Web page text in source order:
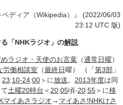
ディア（Wikipedia）』 (2022/06/03
23:12 UTC 版)
「NHKラジオ」の解説
ラジオ・天使のお言葉 （通常 日曜）
労働相談室 （最終日曜） （「第3部 」
23:10-24:00＞に放送。 2013年度は同
土曜20時台 ＜ 20:05頃-20:55＞に移
マイあさラジオ→ マイあさ!NHKけさ